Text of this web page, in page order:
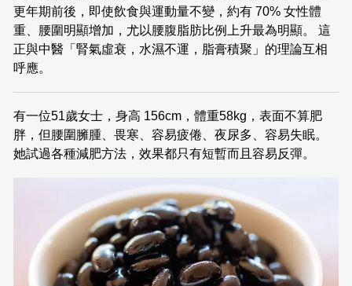
更年期前後，即使飲食與運動量不變，約有 70% 女性體
重、腰圍明顯增加，尤以腰腹脂肪比例上升最為明顯。 這
正與中醫「腎氣虛衰，水濕不運，脂膏積聚」的理論互相
呼應。
有一位51歲女士，身高 156cm，體重58kg，表面不算肥
胖，但腰圍臃腫、畏寒、容易疲倦、夜尿多、容易失眠。
她試過各種減肥方法，效果都只有短暫而且容易反彈。